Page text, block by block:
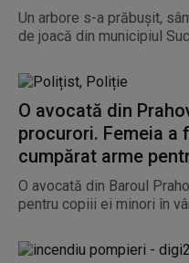
Un arbore s-a prăbuşit,
de joacă din municipiul
O avocată din
procurori. Femeia a
cumpărat arme
O avocată din Baroul
pentru copiii ei minori în